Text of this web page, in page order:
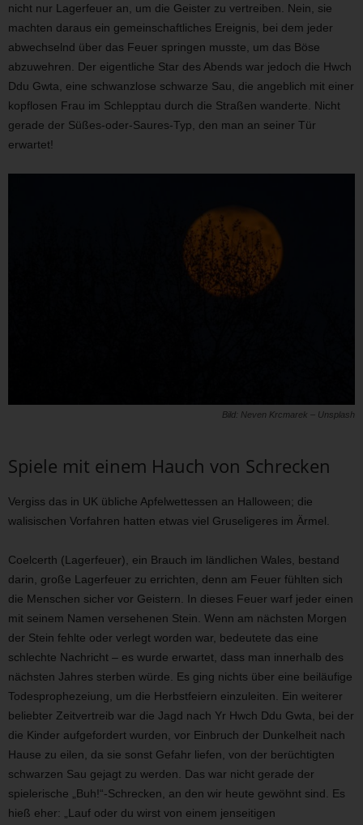
nicht nur Lagerfeuer an, um die Geister zu vertreiben. Nein, sie
machten daraus ein gemeinschaftliches Ereignis, bei dem jeder
abwechselnd über das Feuer springen musste, um das Böse
abzuwehren. Der eigentliche Star des Abends war jedoch die Hwch
Ddu Gwta, eine schwanzlose schwarze Sau, die angeblich mit einer
kopflosen Frau im Schlepptau durch die Straßen wanderte. Nicht
gerade der Süßes-oder-Saures-Typ, den man an seiner Tür
erwartet!
Bild: Neven Krcmarek – Unsplash
Spiele mit einem Hauch von Schrecken
Vergiss das in UK übliche Apfelwettessen an Halloween; die
walisischen Vorfahren hatten etwas viel Gruseligeres im Ärmel.
Coelcerth (Lagerfeuer), ein Brauch im ländlichen Wales, bestand
darin, große Lagerfeuer zu errichten, denn am Feuer fühlten sich
die Menschen sicher vor Geistern. In dieses Feuer warf jeder einen
mit seinem Namen versehenen Stein. Wenn am nächsten Morgen
der Stein fehlte oder verlegt worden war, bedeutete das eine
schlechte Nachricht – es wurde erwartet, dass man innerhalb des
nächsten Jahres sterben würde. Es ging nichts über eine beiläufige
Todesprophezeiung, um die Herbstfeiern einzuleiten. Ein weiterer
beliebter Zeitvertreib war die Jagd nach Yr Hwch Ddu Gwta, bei der
die Kinder aufgefordert wurden, vor Einbruch der Dunkelheit nach
Hause zu eilen, da sie sonst Gefahr liefen, von der berüchtigten
schwarzen Sau gejagt zu werden. Das war nicht gerade der
spielerische „Buh!“-Schrecken, an den wir heute gewöhnt sind. Es
hieß eher: „Lauf oder du wirst von einem jenseitigen